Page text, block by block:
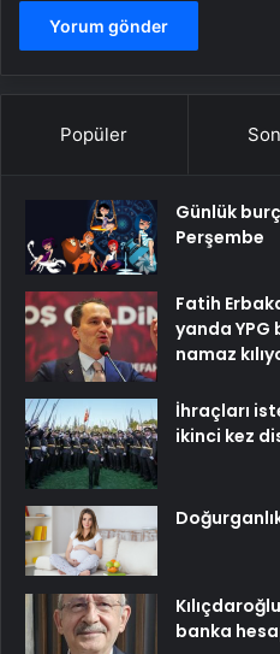
Popüler Son
Günlük
Perşembe
Fatih
yanda YPG
namaz
İhraçları
ikinci kez
banka